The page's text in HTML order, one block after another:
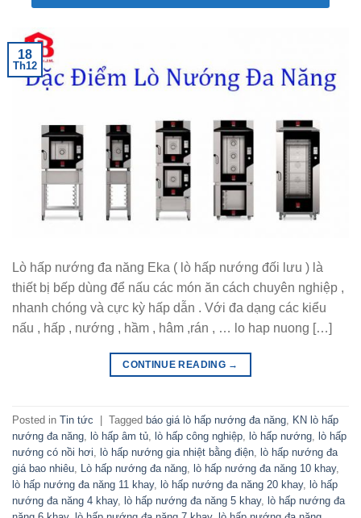
18
Th12
Lò hấp nướng đa năng Eka ( lò hấp nướng đối lưu ) là
thiết bị bếp dùng để nấu các món ăn cách chuyên nghiệp ,
nhanh chóng và cực kỳ hấp dẫn . Với đa dạng các kiểu
nấu , hấp , nướng , hầm , hâm ,rán , … lo hap nuong […]
CONTINUE READING →
Posted in Tin tức | Tagged báo giá lò hấp nướng đa năng KN lò hấp
nướng đa năng lò hấp âm tủ lò hấp công nghiệp lò hấp nướng lò hấp
nướng có nồi hơi lò hấp nướng gia nhiệt bằng điện lò hấp nướng đa
giá bao nhiêu Lò hấp nướng đa năng lò hấp nướng đa năng 10 khay,
lò hấp nướng đa năng 11 khay, lò hấp nướng đa năng 20 khay, lò hấp
nướng đa năng 4 khay, lò hấp nướng đa năng 5 khay, lò hấp nướng đa